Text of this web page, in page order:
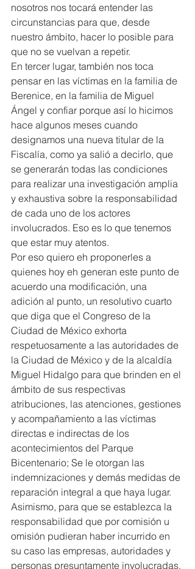
nosotros nos tocará entender las
circunstancias para que, desde
nuestro ámbito, hacer lo posible para
que no se vuelvan a repetir.
En tercer lugar, también nos toca
pensar en las víctimas en la familia de
Berenice, en la familia de Miguel
Ángel y confiar porque así lo hicimos
hace algunos meses cuando
designamos una nueva titular de la
Fiscalía, como ya salió a decirlo, que
se generarán todas las condiciones
para realizar una investigación amplia
y exhaustiva sobre la responsabilidad
de cada uno de los actores
involucrados. Eso es lo que tenemos
que estar muy atentos.
Por eso quiero eh proponerles a
quienes hoy eh generan este punto de
acuerdo una modificación, una
adición al punto, un resolutivo cuarto
que diga que el Congreso de la
Ciudad de México exhorta
respetuosamente a las autoridades de
la Ciudad de México y de la alcaldía
Miguel Hidalgo para que brinden en el
ámbito de sus respectivas
atribuciones, las atenciones, gestiones
y acompañamiento a las víctimas
directas e indirectas de los
acontecimientos del Parque
Bicentenario; Se le otorgan las
indemnizaciones y demás medidas de
reparación integral a que haya lugar.
Asimismo, para que se establezca la
responsabilidad que por comisión u
omisión pudieran haber incurrido en
su caso las empresas, autoridades y
personas presuntamente involucradas.